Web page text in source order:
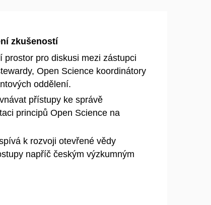
zkušeností
prostor pro diskusi mezi zástupci
Open Science koordinátory
oddělení.
přístupy ke správě
principů Open Science na
k rozvoji otevřené vědy
napříč českým výzkumným